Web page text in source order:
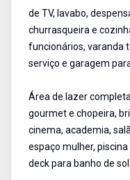
de TV, lavabo,
churrasqueira e
funcionários, varanda
serviço e garagem
Área de lazer
gourmet e chopeira,
cinema, academia,
espaço mulher,
deck para banho de sol